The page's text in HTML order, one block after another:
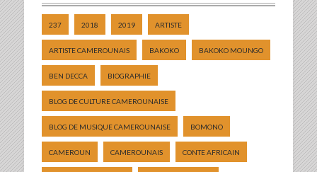
237 2018 2019 ARTISTE
ARTISTE CAMEROUNAIS BAKOKO BAKOKO MOUNGO
BEN DECCA BIOGRAPHIE
BLOG DE CULTURE CAMEROUNAISE
BLOG DE MUSIQUE CAMEROUNAISE BOMONO
CAMEROUN CAMEROUNAIS CONTE AFRICAIN